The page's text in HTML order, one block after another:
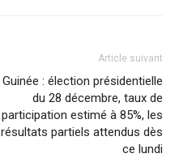
Article suivant
Guinée : élection présidentielle
du 28 décembre, taux de
participation estimé à 85%, les
résultats partiels attendus dès
ce lundi